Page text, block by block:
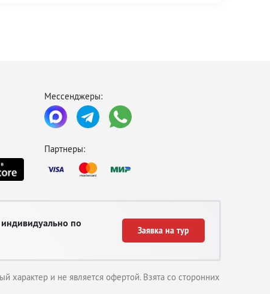
Мессенджеры:
Партнеры:
по
Заявка на тур
характер и не является офертой. Взята со сторонних